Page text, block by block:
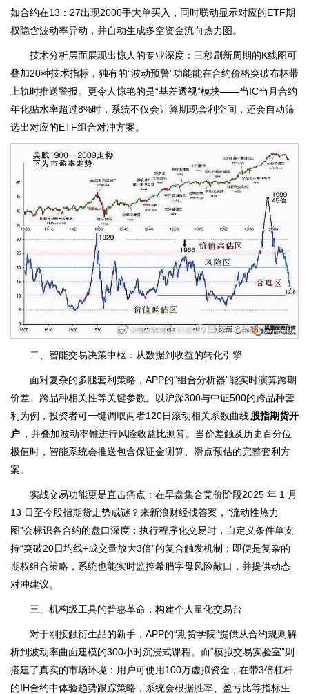
如合约在13：27出现2000手大单买入，同时联动显示对应的ETF期
权隐含波动率异动，并自动生成多空资金流向热力图。
技术分析层面展现出惊人的专业深度：三秒刷新周期的K线图可
叠加20种技术指标，独有的“波动预警”功能能在合约价格突破布林带
上轨时推送警报。更令人惊艳的是“基差透视”模块——当IC当月合约
年化贴水率超过8%时，系统不仅会计算期现套利空间，还会自动筛
选出对应的ETF组合对冲方案。
二、智能交易决策中枢：从数据到收益的转化引擎
面对复杂的多腿套利策略，APP的“组合分析器”能实时演算跨期
价差、跨品种相关性等关键参数。以沪深300与中证500的跨品种套
利为例，投资者可一键调取两者120日滚动相关系数曲线股指期货开
户 ，并叠加波动率锥进行风险收益比测算。当价差触及历史百分位
极值时，智能系统会推送包含保证金测算、滑点预估的完整套利方
案。
实战交易功能更是直击痛点：在早盘集合竞价阶段2025 年 1 月
13 日至今股指期货走势成谜？来新浪财经找答案，“流动性热力
图”会标识各合约的盘口深度；执行程序化交易时，自定义条件单支
持“突破20日均线+成交量放大3倍”的复合触发机制；即便是复杂的
期权组合策略，系统也能实时监控希腊字母风险敞口，并提供动态
对冲建议。
三、机构级工具的普惠革命：构建个人量化交易台
对于刚接触衍生品的新手，APP的“期货学院”提供从合约规则解
析到波动率曲面建模的300小时沉浸式课程。而“模拟交易实验室”则
搭建了真实的市场环境：用户可使用100万虚拟资金，在带3倍杠杆
的IH合约中体验趋势跟踪策略，系统会根据胜率、盈亏比等指标生